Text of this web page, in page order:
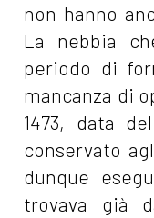
non hanno
La nebbia
periodo di
mancanza di
1473, data
conservato
dunque
trovava già